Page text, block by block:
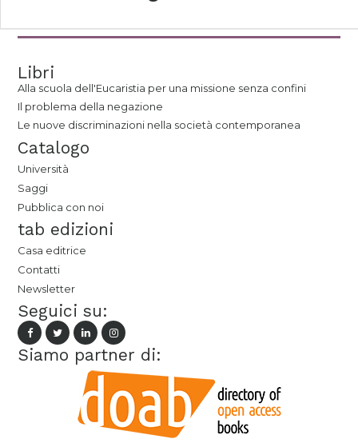
Libri
Alla scuola dell'Eucaristia per una missione senza confini
Il problema della negazione
Le nuove discriminazioni nella società contemporanea
Catalogo
Università
Saggi
Pubblica con noi
tab edizioni
Casa editrice
Contatti
Newsletter
Seguici su:
Siamo partner di: